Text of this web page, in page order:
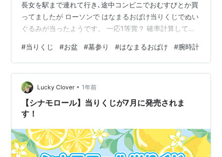
長女を駅まで連れて行き､途中コンビニでおむすびとか買
ってましたが ローソンで はなまるおばけ当りくじでぬい
ぐるみが当ったようです。 一応1等賞？ 確率計算してみ
昼に姉がお盆できました。 海鮮サラダも好評でした。 ロ
ーストビーフは焼きすぎた。でも和牛だったのでそこそ
こ美味しかった。 3時のおやつはマスカット お仏壇にお
供えるのを口実でいつものより高いマスカット購入。 晩
ご飯はお昼の残りなど食べました。 そしてついにやはり
無いと不便かなと…
#当りくじ #お盆 #墓参り #はなまるおばけ #腕時計
Lucky Clover • 1年前
【シナモロール】当りくじが7月に発売されま
す！